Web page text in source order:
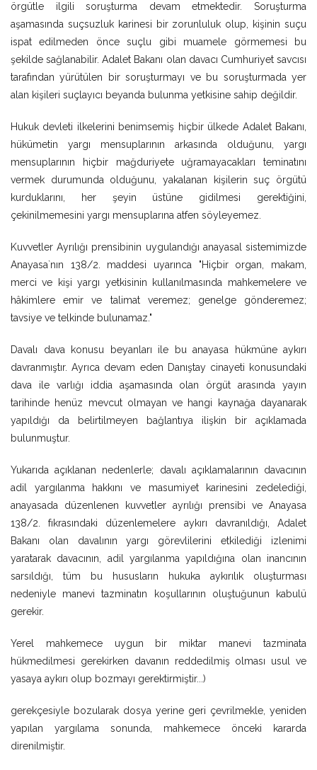
örgütle ilgili soruşturma devam etmektedir. Soruşturma
aşamasında suçsuzluk karinesi bir zorunluluk olup, kişinin suçu
ispat edilmeden önce suçlu gibi muamele görmemesi bu
şekilde sağlanabilir. Adalet Bakanı olan davacı Cumhuriyet savcısı
tarafından yürütülen bir soruşturmayı ve bu soruşturmada yer
alan kişileri suçlayıcı beyanda bulunma yetkisine sahip değildir.
Hukuk devleti ilkelerini benimsemiş hiçbir ülkede Adalet Bakanı,
hükümetin yargı mensuplarının arkasında olduğunu, yargı
mensuplarının hiçbir mağduriyete uğramayacakları teminatını
vermek durumunda olduğunu, yakalanan kişilerin suç örgütü
kurduklarını, her şeyin üstüne gidilmesi gerektiğini,
çekinilmemesini yargı mensuplarına atfen söyleyemez.
Kuvvetler Ayrılığı prensibinin uygulandığı anayasal sistemimizde
Anayasa`nın 138/2. maddesi uyarınca "Hiçbir organ, makam,
merci ve kişi yargı yetkisinin kullanılmasında mahkemelere ve
hâkimlere emir ve talimat veremez; genelge gönderemez;
tavsiye ve telkinde bulunamaz."
Davalı dava konusu beyanları ile bu anayasa hükmüne aykırı
davranmıştır. Ayrıca devam eden Danıştay cinayeti konusundaki
dava ile varlığı iddia aşamasında olan örgüt arasında yayın
tarihinde henüz mevcut olmayan ve hangi kaynağa dayanarak
yapıldığı da belirtilmeyen bağlantıya ilişkin bir açıklamada
bulunmuştur.
Yukarıda açıklanan nedenlerle; davalı açıklamalarının davacının
adil yargılanma hakkını ve masumiyet karinesini zedelediği,
anayasada düzenlenen kuvvetler ayrılığı prensibi ve Anayasa
138/2. fıkrasındaki düzenlemelere aykırı davranıldığı, Adalet
Bakanı olan davalının yargı görevlilerini etkilediği izlenimi
yaratarak davacının, adil yargılanma yapıldığına olan inancının
sarsıldığı, tüm bu hususların hukuka aykırılık oluşturması
nedeniyle manevi tazminatın koşullarının oluştuğunun kabulü
gerekir.
Yerel mahkemece uygun bir miktar manevi tazminata
hükmedilmesi gerekirken davanın reddedilmiş olması usul ve
yasaya aykırı olup bozmayı gerektirmiştir...)
gerekçesiyle bozularak dosya yerine geri çevrilmekle, yeniden
yapılan yargılama sonunda, mahkemece önceki kararda
direnilmiştir.